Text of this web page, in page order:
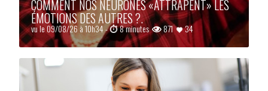
COMMENT NOS NEURONES «ATTRAPENT» LES
ÉMOTIONS DES AUTRES ?.
vu le 09/08/26 à 10h34 - 8 minutes 871 34